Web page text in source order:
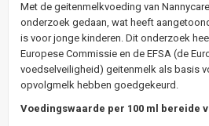
Met de geitenmelkvoeding van
onderzoek gedaan, wat heeft
is voor jonge kinderen. Dit onderzoek
Europese Commissie en de EFSA (de
voedselveiligheid) geitenmelk als basis
opvolgmelk hebben goedgekeurd.
Voedingswaarde per 100 ml bereide